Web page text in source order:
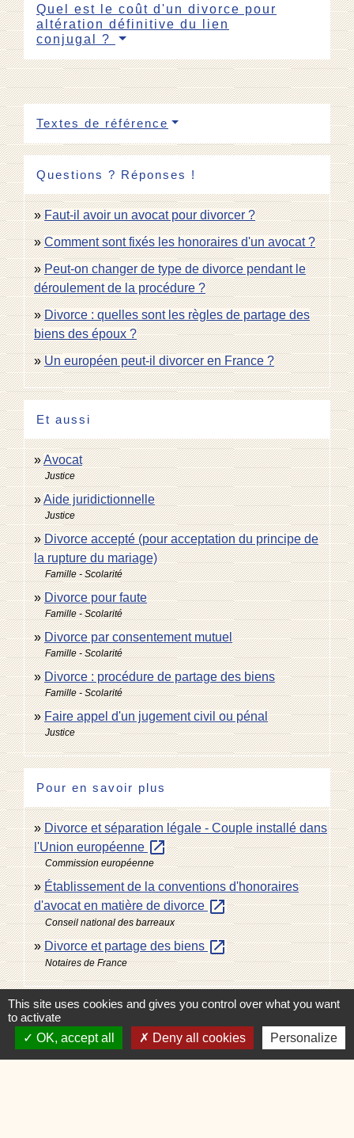
Quel est le coût d'un divorce pour
altération définitive du lien
conjugal ?
Textes de référence
Questions ? Réponses !
Faut-il avoir un avocat pour divorcer ?
Comment sont fixés les honoraires d'un avocat ?
Peut-on changer de type de divorce pendant le
déroulement de la procédure ?
Divorce : quelles sont les règles de partage des
biens des époux ?
Un européen peut-il divorcer en France ?
Et aussi
Avocat
Justice
Aide juridictionnelle
Justice
Divorce accepté (pour acceptation du principe de
la rupture du mariage)
Famille - Scolarité
Divorce pour faute
Famille - Scolarité
Divorce par consentement mutuel
Famille - Scolarité
Divorce : procédure de partage des biens
Famille - Scolarité
Faire appel d'un jugement civil ou pénal
Justice
Pour en savoir plus
Divorce et séparation légale - Couple installé dans
l'Union européenne open_in_new
Commission européenne
Établissement de la conventions d'honoraires
d'avocat en matière de divorce open_in_new
Conseil national des barreaux
Divorce et partage des biens open_in_new
Notaires de France
Signaler une erreur sur cette page
This site uses cookies and gives you control over what you want
to activate
OK, accept all
Deny all cookies Personalize